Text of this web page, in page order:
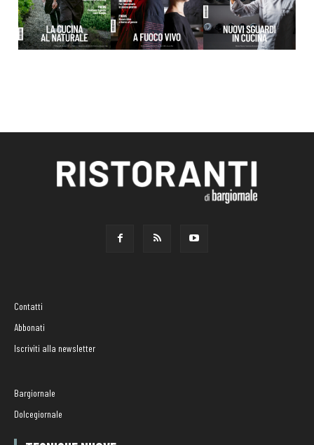
Contatti
Abbonati
Iscriviti alla newsletter
Bargiornale
Dolcegiornale